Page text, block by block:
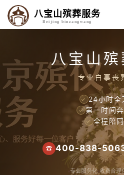
八宝山殡葬服务
Beijing binzangwang
八宝山
专业白事丧
✓ 24小时全
✓ 第一时间
✓ 全程陪
☎ 400-838-
专业服务化 收费合理